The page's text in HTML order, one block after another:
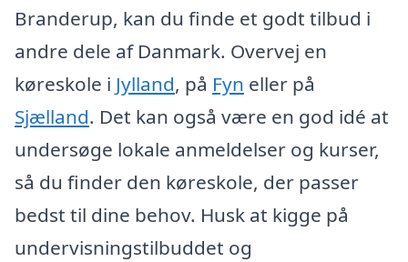
Branderup, kan du finde et godt tilbud i
andre dele af Danmark. Overvej en
køreskole i Jylland, på Fyn eller på
Sjælland. Det kan også være en god idé at
undersøge lokale anmeldelser og kurser,
så du finder den køreskole, der passer
bedst til dine behov. Husk at kigge på
undervisningstilbuddet og